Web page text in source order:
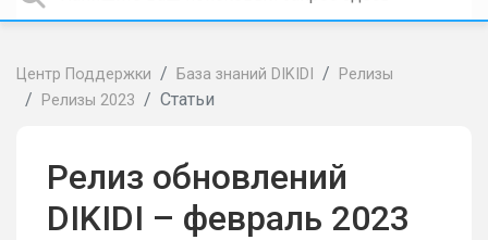
Центр Поддержки База знаний DIKIDI
Релизы
Релизы 2023
Статьи
Релиз обновлений
DIKIDI – февраль 2023